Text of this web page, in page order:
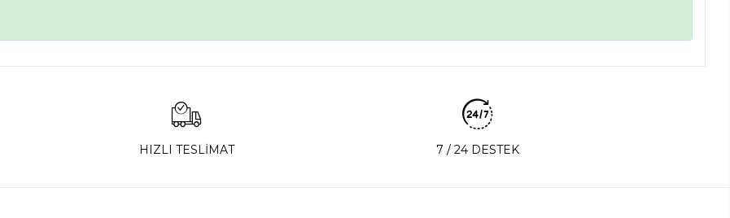
HIZLI TESLİMAT 7 / 24 DESTEK